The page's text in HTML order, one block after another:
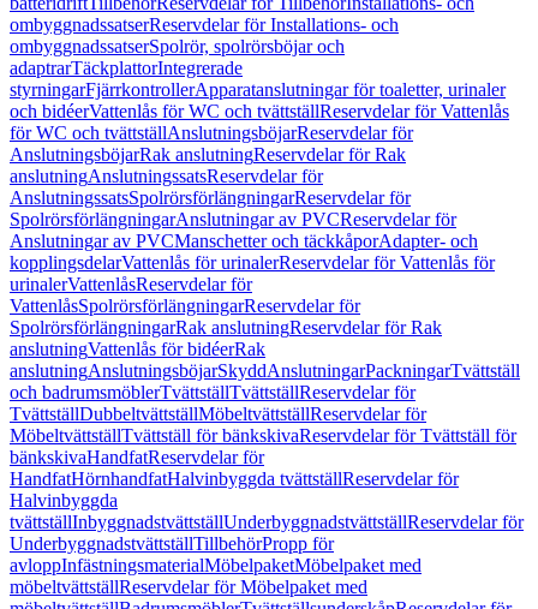
ombyggnadssatserReservdelar för Installations- och
ombyggnadssatserSpolrör, spolrörsböjar och
adaptrarTäckplattorIntegrerade
styrningarFjärrkontrollerApparatanslutningar för toaletter, urinaler
och bidéerVattenlås för WC och tvättställReservdelar för Vattenlås
för WC och tvättställAnslutningsböjarReservdelar för
AnslutningsböjarRak anslutningReservdelar för Rak
anslutningAnslutningssatsReservdelar för
AnslutningssatsSpolrörsförlängningarReservdelar för
SpolrörsförlängningarAnslutningar av PVCReservdelar för
Anslutningar av PVCManschetter och täckkåporAdapter- och
kopplingsdelarVattenlås för urinalerReservdelar för Vattenlås för
urinalerVattenlåsReservdelar för
VattenlåsSpolrörsförlängningarReservdelar för
SpolrörsförlängningarRak anslutningReservdelar för Rak
anslutningVattenlås för bidéerRak
anslutningAnslutningsböjarSkyddAnslutningarPackningarTvättställ
och badrumsmöblerTvättställTvättställReservdelar för
TvättställDubbeltvättställMöbeltvättställReservdelar för
MöbeltvättställTvättställ för bänkskivaReservdelar för Tvättställ för
bänkskivaHandfatReservdelar för
HandfatHörnhandfatHalvinbyggda tvättställReservdelar för
Halvinbyggda
tvättställInbyggnadstvättställUnderbyggnadstvättställReservdelar för
UnderbyggnadstvättställTillbehörPropp för
avloppInfästningsmaterialMöbelpaketMöbelpaket med
möbeltvättställReservdelar för Möbelpaket med